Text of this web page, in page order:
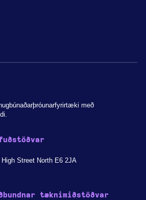
með
Street North E6 2JA
tæknimiðstöðvar